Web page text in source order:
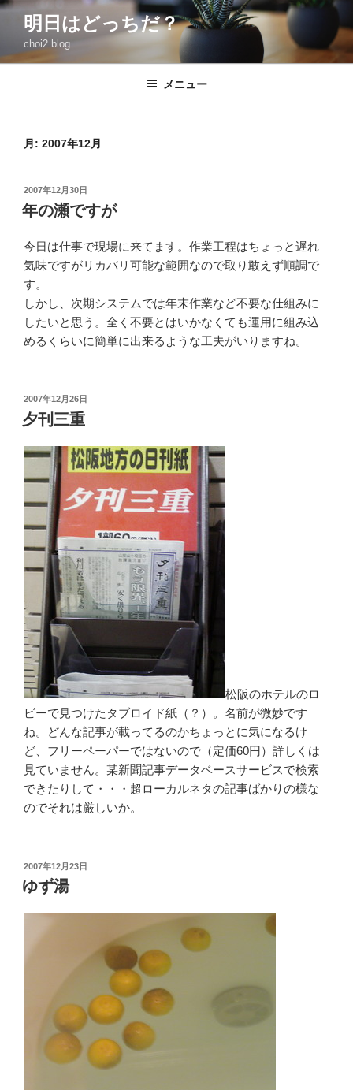
コ
ン
明日はどっちだ？
choi2 blog
メニュー
月: 2007年12月
投
稿
日:
2007年12月30日
年の瀬ですが
今日は仕事で現場に来てます。作業工程はちょっと遅れ
気味ですがリカバリ可能な範囲なので取り敢えず順調で
す。
しかし、次期システムでは年末作業など不要な仕組みに
したいと思う。全く不要とはいかなくても運用に組み込
めるくらいに簡単に出来るような工夫がいりますね。
投
稿
日:
2007年12月26日
夕刊三重
松阪のホテルのロ
ビーで見つけたタブロイド紙（？）。名前が微妙です
ね。どんな記事が載ってるのかちょっとに気になるけ
ど、フリーペーパーではないので（定価60円）詳しくは
見ていません。某新聞記事データベースサービスで検索
できたりして・・・超ローカルネタの記事ばかりの様な
のでそれは厳しいか。
投
稿
日:
2007年12月23日
ゆず湯